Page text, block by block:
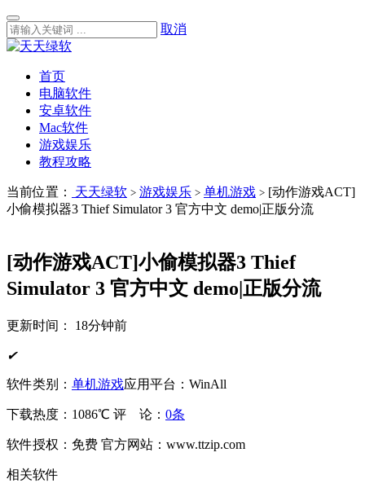
取消
首页
电脑软件
安卓软件
Mac软件
游戏娱乐
教程攻略
当前位置： 天天绿软 > 游戏娱乐 > 单机游戏 > [动作游戏ACT]
小偷模拟器3 Thief Simulator 3 官方中文 demo|正版分流
[动作游戏ACT]小偷模拟器3 Thief
Simulator 3 官方中文 demo|正版分流
更新时间： 18分钟前
✔
软件类别： 单机游戏应用平台：WinAll
下载热度：1086℃ 评 论： 0条
软件授权：免费 官方网站：www.ttzip.com
相关软件